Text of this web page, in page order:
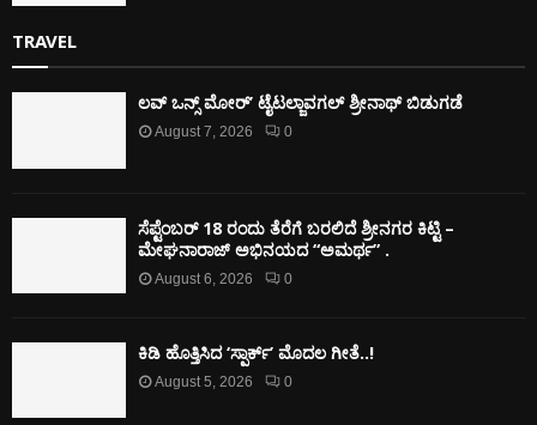
TRAVEL
ಲವ್ ಒನ್ಸ್ ಮೋರ್’ ಟೈಟಲ್ಜಾವಗಲ್ ಶ್ರೀನಾಥ್ ಬಿಡುಗಡೆ
August 7, 2026 0
ಸೆಪ್ಟೆಂಬರ್ 18 ರಂದು ತೆರೆಗೆ ಬರಲಿದೆ ಶ್ರೀನಗರ ಕಿಟ್ಟಿ –
ಮೇಘನಾರಾಜ್ ಅಭಿನಯದ “ಅಮರ್ಥ” .
August 6, 2026 0
ಕಿಡಿ‌‌ ಹೊತ್ತಿಸಿದ ‘ಸ್ಪಾರ್ಕ್’ ಮೊದಲ‌ ಗೀತೆ..!
August 5, 2026 0